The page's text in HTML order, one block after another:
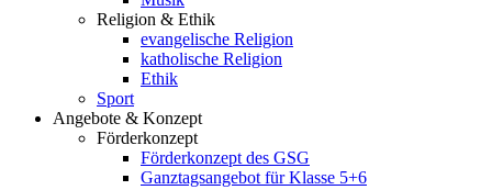
Religion & Ethik
evangelische Religion
katholische Religion
Ethik
Sport
Angebote & Konzept
Förderkonzept
Förderkonzept des GSG
Ganztagsangebot für Klasse 5+6